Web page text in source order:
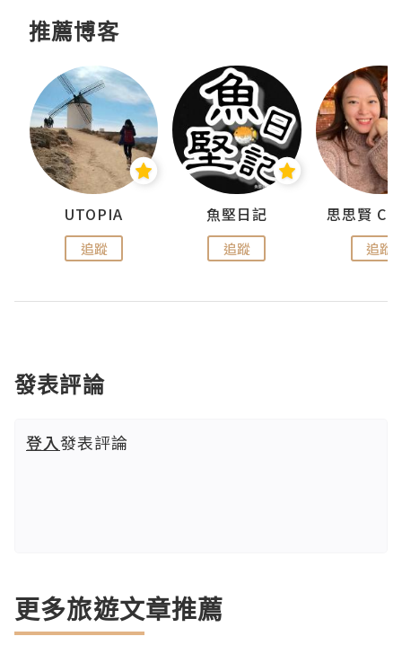
推薦博客
UTOPIA
追蹤
魚堅日記
追蹤 追蹤
發表評論
登入發表評論
更多旅遊文章推薦